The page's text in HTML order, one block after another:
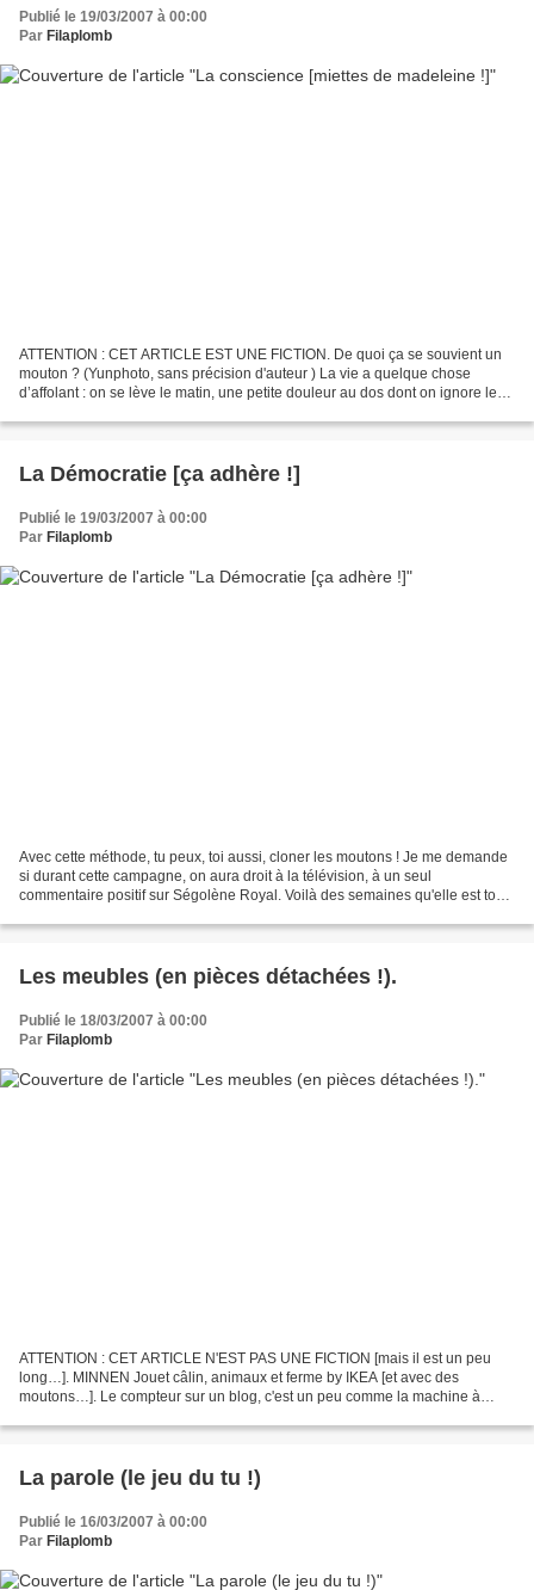
Publié le 19/03/2007 à 00:00
Par Filaplomb
ATTENTION : CET ARTICLE EST UNE FICTION. De quoi ça se souvient un
mouton ? (Yunphoto, sans précision d'auteur ) La vie a quelque chose
d’affolant : on se lève le matin, une petite douleur au dos dont on ignore le
La Démocratie [ça adhère !]
Publié le 19/03/2007 à 00:00
Par Filaplomb
Avec cette méthode, tu peux, toi aussi, cloner les moutons ! Je me demande
si durant cette campagne, on aura droit à la télévision, à un seul
commentaire positif sur Ségolène Royal. Voilà des semaines qu'elle est tout
Les meubles (en pièces détachées !).
Publié le 18/03/2007 à 00:00
Par Filaplomb
ATTENTION : CET ARTICLE N'EST PAS UNE FICTION [mais il est un peu
long…]. MINNEN Jouet câlin, animaux et ferme by IKEA [et avec des
moutons…]. Le compteur sur un blog, c'est un peu comme la machine à
La parole (le jeu du tu !)
Publié le 16/03/2007 à 00:00
Par Filaplomb